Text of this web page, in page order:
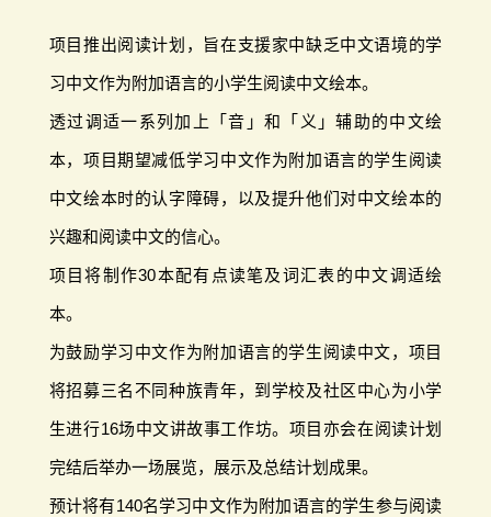
项目推出阅读计划，旨在支援家中缺乏中文语境的学
习中文作为附加语言的小学生阅读中文绘本。
透过调适一系列加上「音」和「义」辅助的中文绘
本，项目期望减低学习中文作为附加语言的学生阅读
中文绘本时的认字障碍，以及提升他们对中文绘本的
兴趣和阅读中文的信心。
项目将制作30本配有点读笔及词汇表的中文调适绘
本。
为鼓励学习中文作为附加语言的学生阅读中文，项目
将招募三名不同种族青年，到学校及社区中心为小学
生进行16场中文讲故事工作坊。项目亦会在阅读计划
完结后举办一场展览，展示及总结计划成果。
预计将有140名学习中文作为附加语言的学生参与阅读